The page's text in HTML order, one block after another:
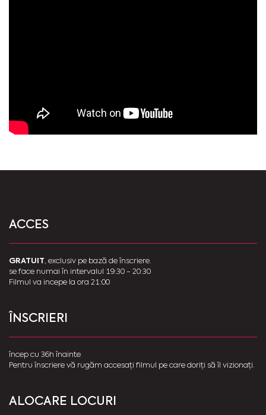
ACCES
GRATUIT, exclusiv pe bază de înscriere.
se face numai în intervalul 19:30 - 20:30
Filmul va incepe la ora 21:00
ÎNSCRIERI
încep cu 36h înainte
Pentru înscriere vă rugăm accesați filmul pe care doriți să îl vizionați.
ALOCARE LOCURI